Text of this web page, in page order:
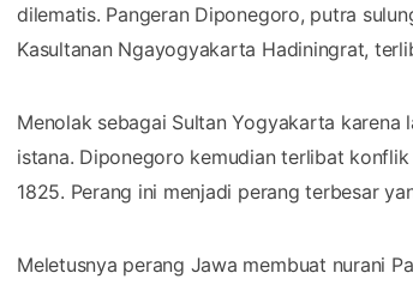
dilematis. Pangeran Diponegoro, putra
Kasultanan Ngayogyakarta Hadiningrat,
Menolak sebagai Sultan Yogyakarta
istana. Diponegoro kemudian terlibat
1825. Perang ini menjadi perang terbesar
Meletusnya perang Jawa membuat nurani